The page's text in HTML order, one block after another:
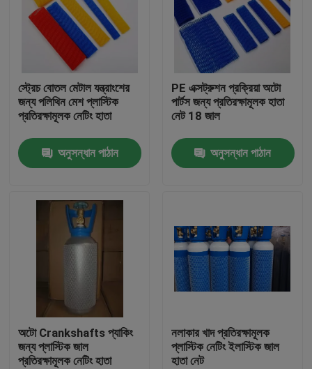
পণ্য
আমাদের সম্পর্কে
কারখানা ভ্রমণ
মান নিয়ন্ত্রণ
উদ্ধৃতির জন্য আবেদন
তাপ সঙ্কুচিত নল
ঢেউখেলান নমনীয় টিউবিং
স্ট্রেচ বোতল মেটাল যন্ত্রাংশের
জন্য পলিথিন মেশ প্লাস্টিক
প্রতিরক্ষামূলক নেটিং হাতা
অনুসন্ধান পাঠান
PE এক্সট্রুশন প্রক্রিয়া অটো
পার্টস জন্য প্রতিরক্ষামূলক হাতা
নেট 18 জাল
অনুসন্ধান পাঠান
অটো Crankshafts প্যাকিং
জন্য প্লাস্টিক জাল
প্রতিরক্ষামূলক নেটিং হাতা
নলাকার খাদ প্রতিরক্ষামূলক
প্লাস্টিক নেটিং ইলাস্টিক জাল
হাতা নেট